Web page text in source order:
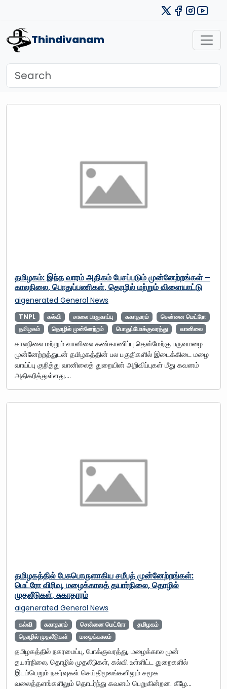
Thindivanam
தமிழகம்: இந்த வாரம் அதிகம் பேசப்படும் முன்னேற்றங்கள் –
காலநிலை, பொதுப்பணிகள், தொழில் மற்றும் விளையாட்டு
aigenerated General News
TNPL கல்வி சாலை பாதுகாப்பு சுகாதாரம்
சென்னை மெட்ரோ
தமிழகம்
தொழில் முன்னேற்றம் பொதுப்போக்குவரத்து வானிலை
காலநிலை மற்றும் வானிலை கண்காணிப்பு தென்மேற்கு பருவமழை
முன்னேற்றத்துடன் தமிழகத்தின் பல பகுதிகளில் இடைக்கிடை மழை
வாய்ப்பு குறித்து வானிலைத் துறையின் அறிவிப்புகள் மீது கவனம்
அதிகரித்துள்ளது.…
தமிழகத்தில் பேசுபொருளாகிய சமீபத் முன்னேற்றங்கள்:
மெட்ரோ விரிவு, மழைக்காலத் தயார்நிலை, தொழில்
முதலீடுகள், சுகாதாரம்
aigenerated General News
கல்வி சுகாதாரம் சென்னை மெட்ரோ
தமிழகம்
தொழில் முதலீடுகள்
மழைக்காலம்
தமிழகத்தில் நகரமைப்பு, போக்குவரத்து, மழைக்கால முன்
தயார்நிலை, தொழில் முதலீடுகள், கல்வி உள்ளிட்ட துறைகளில்
இடம்பெறும் நகர்வுகள் செய்திமூலங்களிலும் சமூக
வலைத்தளங்களிலும் தொடர்ந்து கவனம் பெறுகின்றன. கீழே…